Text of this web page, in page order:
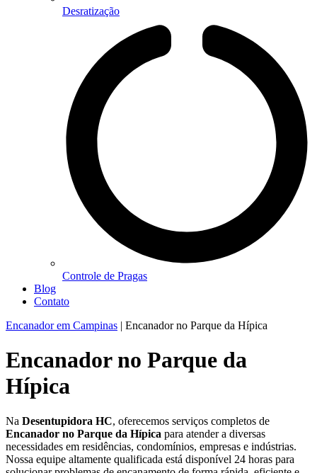
Desratização
Controle de Pragas
Blog
Contato
Encanador em Campinas | Encanador no Parque da Hípica
Encanador no Parque da
Hípica
Na Desentupidora HC, oferecemos serviços completos de
Encanador no Parque da Hípica para atender a diversas
necessidades em residências, condomínios, empresas e indústrias.
Nossa equipe altamente qualificada está disponível 24 horas para